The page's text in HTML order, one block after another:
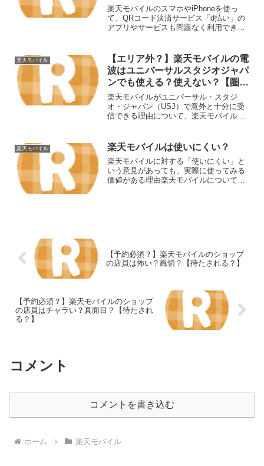
ント】
楽天モバイルのスマホやiPhoneを使っ
て、QRコード決済サービス「d払い」の
アプリやサービスも問題なく利用できま
サービスに対応しています。ただし、万
が一d払いが利用...
楽天モバイル
【エリア外？】楽天モバイルの電
波はユニバーサルスタジオジャパ
ンでも使える？使えない？【圏
外？繋がらない？遅い？】
【USJ】
楽天モバイルがユニバーサル・スタジ
オ・ジャパン（USJ）で意外と十分に受
信できる理由について、楽天モバイルの
楽天モバイルの電波がメインで使えるく
らい良くなってきてるi...
楽天モバイル 楽天モバイルは使いにくい？
楽天モバイルに対する「使いにくい」と
いう意見があっても、実際に使ってみる
価値がある理由楽天モバイルについて、
【予約必須？】楽天モバイルのショップ
の店員は怖い？親切？【待たされる？】
【予約必須？】楽天モバイルのショップ
の店員はチャラい？真面目？【待たされ
る？】
コメント
コメントを書き込む
ホーム 楽天モバイル